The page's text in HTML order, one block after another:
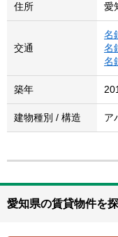
住所 愛
交通
名
名
名
築年
建物種別 / 構造 ア
愛知県の賃貸物件を